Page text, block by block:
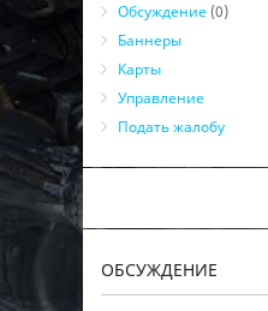
Обсуждение (0)
Баннеры
Карты
Управление
Подать жалобу
ОБСУЖДЕНИЕ